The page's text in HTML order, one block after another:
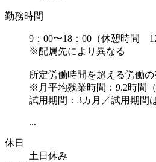
勤務時間
9：00〜18：00（休憩時間
※配属先により異なる
所定労働時間を超える労働
※月平均残業時間：9.2時間（
試用期間：3カ月／試用期間
...
休日
土日休み